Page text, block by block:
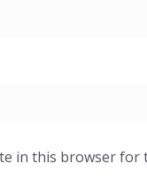
in this browser for